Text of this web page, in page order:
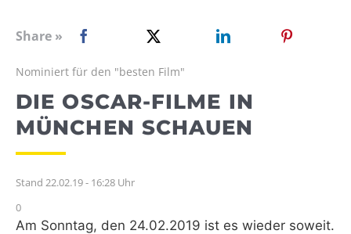
Share »
Nominiert für den "besten Film"
DIE OSCAR-FILME IN
MÜNCHEN SCHAUEN
Stand 22.02.19 - 16:28 Uhr
0
Am Sonntag, den 24.02.2019 ist es wieder soweit.